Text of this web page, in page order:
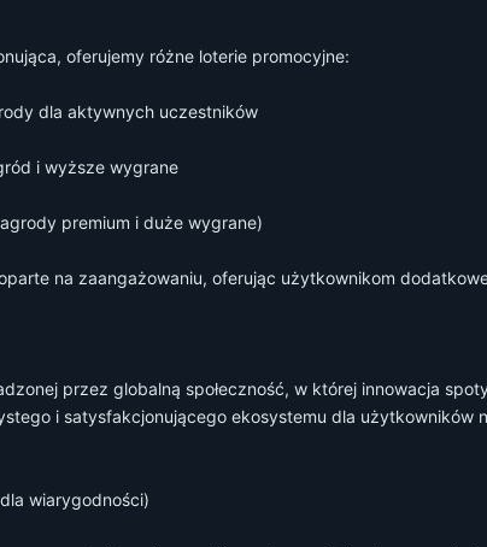
oferujemy różne loterie promocyjne:
dla aktywnych uczestników
i wyższe wygrane
premium i duże wygrane)
na zaangażowaniu, oferując użytkownikom
przez globalną społeczność, w której innowacja
i satysfakcjonującego ekosystemu dla użytkowników
wiarygodności)